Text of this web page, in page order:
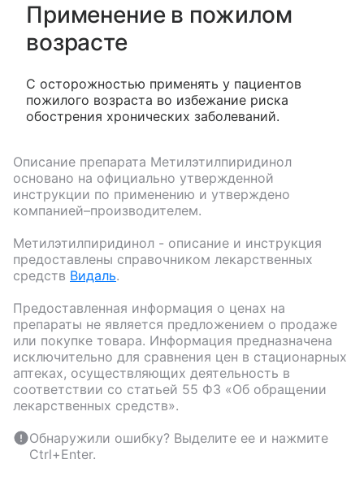
Применение в пожилом
возрасте
С осторожностью применять у пациентов
пожилого возраста во избежание риска
обострения хронических заболеваний.
Описание препарата Метилэтилпиридинол
основано на официально утвержденной
инструкции по применению и утверждено
компанией–производителем.
Метилэтилпиридинол - описание и инструкция
предоставлены справочником лекарственных
средств Видаль.
Предоставленная информация о ценах на
препараты не является предложением о продаже
или покупке товара. Информация предназначена
исключительно для сравнения цен в стационарных
аптеках, осуществляющих деятельность в
соответствии со статьей 55 ФЗ «Об обращении
лекарственных средств».
Обнаружили ошибку? Выделите ее и нажмите
Ctrl+Enter.